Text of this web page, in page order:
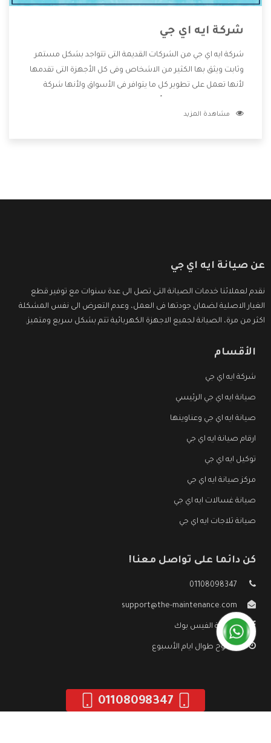
شركة ايه اي جي
شركة ايه اي جي من الشركات القديمة التى تتواجد بشكل مستمر
وثابت ويثق بها الكثير من الاشخاص وفى كل الأجهزة التى تقدمها
لأنها تعمل على تطوير كل ما يتوافر فى الأسواق ولأنها شركة
وتقدم للعملاء أقوى العروض والخصومات التى تسهل على
مشاهدة المزيد
عن صيانة ايه اي جي
نقدم لعملائنا خدمات الصيانة التى تصل الى عدة سنوات مع توفير قطع
الغيار الاصلية لضمان جودتها فى العمل، وعدم التعرض الى نفس المشكلة
اكثر من مرة، الصيانة لجميع الاجهزة الكهربائية تتم بشكل سريع ومتميز.
الأقسام
شركة ايه اي جي
صيانة ايه اي جي الرئيسي
صيانة ايه اي جي وعناوينها
ارقام صيانة ايه اي جي
توكيل ايه اي جي
مركز صيانة ايه اي جي
صيانة غسالات ايه اي جي
صيانة ثلاجات ايه اي جي
كن دائما على تواصل معنا!
01108098347
support@the-maintenance.com
صفحة الفيس بوك
مفتوح طوال ايام الأسبوع
01108098347